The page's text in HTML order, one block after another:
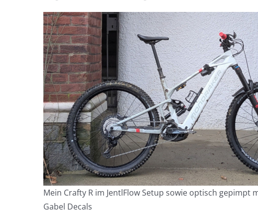
Mein Crafty R im JentlFlow Setup sowie optisch gepimpt
Gabel Decals